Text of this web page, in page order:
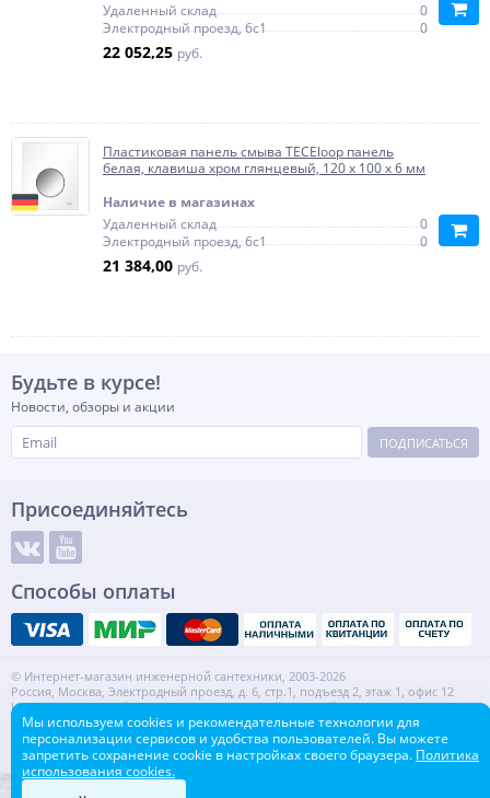
Удаленный склад
0
Электродный проезд, 6с1
0
22 052,25 руб.
Пластиковая панель смыва TECEloop панель
белая, клавиша хром глянцевый, 120 x 100 x 6 мм
Наличие в магазинах
Удаленный склад
0
Электродный проезд, 6с1
0
21 384,00 руб.
Будьте в курсе!
Новости, обзоры и акции
ПОДПИСАТЬСЯ
Присоединяйтесь
Способы оплаты
© Интернет-магазин инженерной сантехники, 2003-2026
Россия, Москва, Электродный проезд, д. 6, стр.1, подъезд 2, этаж 1, офис 12
Информация на сайте не является публичной офертой.
ИНН: 7720553918 КПП: 772001001
Контакты Карта сайта
Мы используем cookies и рекомендательные технологии для
персонализации сервисов и удобства пользователей. Вы можете
запретить сохранение cookie в настройках своего браузера. Политика
использования cookies.